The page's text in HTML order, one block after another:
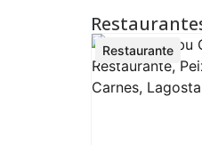
Restaurante